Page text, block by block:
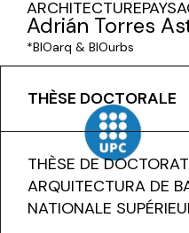
Adrián Torres
*BIOarq & BIOurbs
ARCHITECTURE
THÈSE DOCTORALE
THÈSE DE
ARQUITECTURA DE
NATIONALE